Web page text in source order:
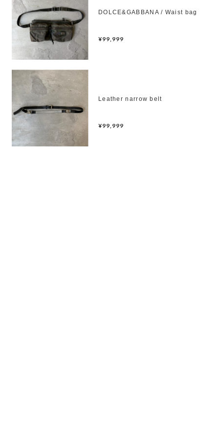
DOLCE&GABBANA / Waist bag
¥99,999
Leather narrow belt
¥99,999